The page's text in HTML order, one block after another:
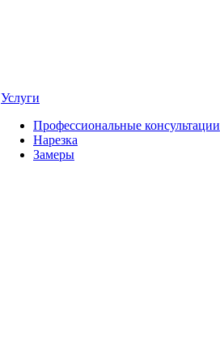
Услуги
Профессиональные консультации
Нарезка
Замеры